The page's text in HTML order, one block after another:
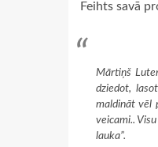
Feihts savā
Mārtiņš
dziedot,
maldināt vēl
veicami..
lauka”.